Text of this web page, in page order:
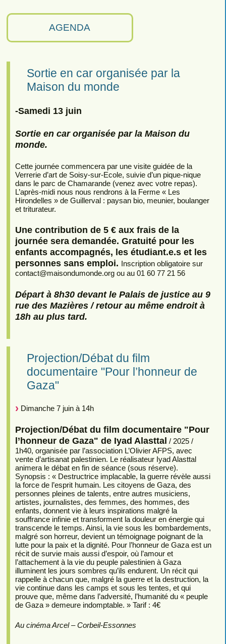
AGENDA
Sortie en car organisée par la
Maison du monde
-Samedi 13 juin
Sortie en car organisée par la Maison du
monde.
Cette journée commencera par une visite guidée de la
Verrerie d’art de Soisy-sur-Ecole, suivie d’un pique-nique
dans le parc de Chamarande (venez avec votre repas).
L’après-midi nous nous rendrons à la Ferme « Les
Hirondelles » de Guillerval : paysan bio, meunier, boulanger
et triturateur.
Une contribution de 5 € aux frais de la
journée sera demandée. Gratuité pour les
enfants accompagnés, les étudiant.e.s et les
personnes sans emploi. Inscription obligatoire sur
contact@maisondumonde.org ou au 01 60 77 21 56
Départ à 8h30 devant le Palais de justice au 9
rue des Mazières / retour au même endroit à
18h au plus tard.
Projection/Débat du film
documentaire "Pour l’honneur de
Gaza"
Dimanche 7 juin à 14h
Projection/Débat du film documentaire "Pour
l’honneur de Gaza" de Iyad Alasttal / 2025 /
1h40, organisée par l’association L’Olivier AFPS, avec
vente d’artisanat palestinien. Le réalisateur Iyad Alasttal
animera le débat en fin de séance (sous réserve).
Synopsis : « Destructrice implacable, la guerre révèle aussi
la force de l’esprit humain. Les citoyens de Gaza, des
personnes pleines de talents, entre autres musiciens,
artistes, journalistes, des femmes, des hommes, des
enfants, donnent vie à leurs inspirations malgré la
souffrance infinie et transforment la douleur en énergie qui
transcende le temps. Ainsi, la vie sous les bombardements,
malgré son horreur, devient un témoignage poignant de la
lutte pour la paix et la dignité. Pour l’honneur de Gaza est un
récit de survie mais aussi d’espoir, où l’amour et
l’attachement à la vie du peuple palestinien à Gaza
illuminent les jours sombres qu’ils endurent. Un récit qui
rappelle à chacun que, malgré la guerre et la destruction, la
vie continue dans les camps et sous les tentes, et qui
prouve que, même dans l’adversité, l’humanité du « peuple
de Gaza » demeure indomptable. » Tarif : 4€
Au cinéma Arcel – Corbeil-Essonnes